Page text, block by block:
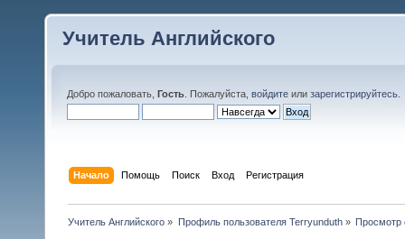
Учитель Английского
Добро пожаловать, Гость . Пожалуйста, войдите или зарегистрируйтесь
Начало Помощь Поиск Вход Регистрация
Учитель Английского » Профиль пользователя Terryunduth» Просмотр